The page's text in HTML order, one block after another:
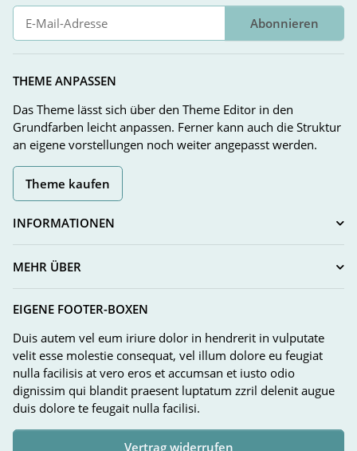
Abonnieren
THEME ANPASSEN
Das Theme lässt sich über den Theme Editor in den
Grundfarben leicht anpassen. Ferner kann auch die Struktur
an eigene vorstellungen noch weiter angepasst werden.
Theme kaufen
INFORMATIONEN
MEHR ÜBER
EIGENE FOOTER-BOXEN
Duis autem vel eum iriure dolor in hendrerit in vulputate
velit esse molestie consequat, vel illum dolore eu feugiat
nulla facilisis at vero eros et accumsan et iusto odio
dignissim qui blandit praesent luptatum zzril delenit augue
duis dolore te feugait nulla facilisi.
Vertrag widerrufen